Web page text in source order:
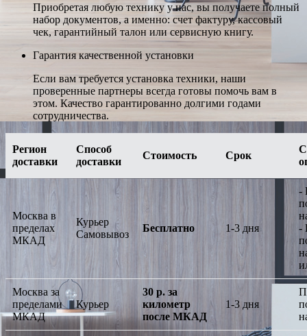
Приобретая любую технику у нас, вы получаете полный
набор документов, а именно: счет фактуру, кассовый
чек, гарантийный талон или сервисную книгу.
Гарантия качественной установки
Если вам требуется установка техники, наши
проверенные партнеры всегда готовы помочь вам в
этом. Качество гарантированно долгими годами
сотрудничества.
Регион
доставки
Способ
доставки
Стоимость Срок
Москва в
пределах
МКАД
Курьер
Самовывоз
Бесплатно 1-3 дня
-
-
Москва за
пределами
МКАД
Курьер
30 р. за
километр
после МКАД
1-3 дня